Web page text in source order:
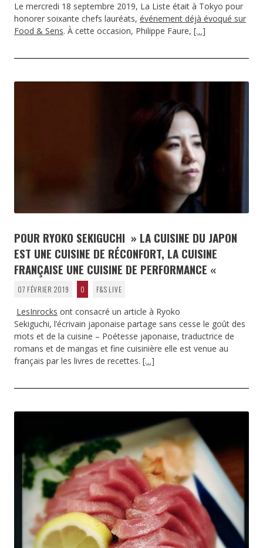
Le mercredi 18 septembre 2019, La Liste était à Tokyo pour
honorer soixante chefs lauréats, événement déjà évoqué sur
Food & Sens. À cette occasion, Philippe Faure, […]
POUR RYOKO SEKIGUCHI » LA CUISINE DU JAPON
EST UNE CUISINE DE RÉCONFORT, LA CUISINE
FRANÇAISE UNE CUISINE DE PERFORMANCE «
07 FÉVRIER 2019 0 F&S LIVE
LesInrocks ont consacré un article à Ryoko
Sekiguchi, l’écrivain japonaise partage sans cesse le goût des
mots et de la cuisine – Poétesse japonaise, traductrice de
romans et de mangas et fine cuisinière elle est venue au
français par les livres de recettes. […]